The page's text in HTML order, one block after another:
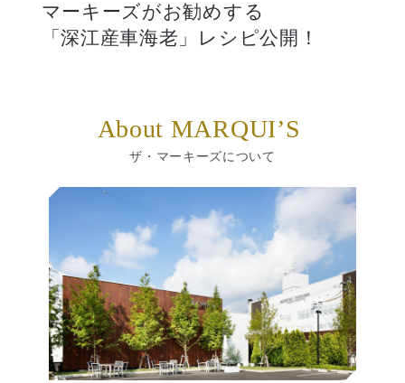
「深江産車海老」レシピ公開！
マーキーズがお勧めする
「深江産車海老」レシピ公開！
About MARQUI’S
ザ・マーキーズについて